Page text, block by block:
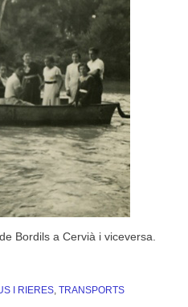
Bordils a Cervià i viceversa.
I RIERES, TRANSPORTS